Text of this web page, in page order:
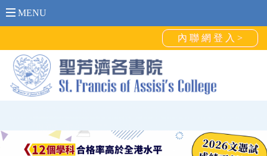
MENU
內 聯 網 登 入 >